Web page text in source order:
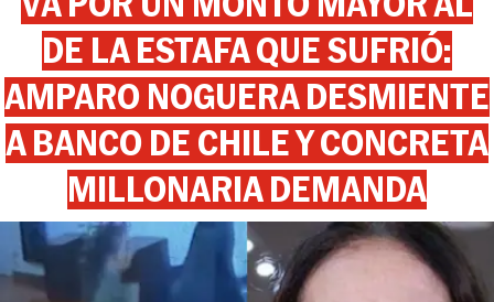
DE LA ESTAFA QUE SUFRIÓ:
AMPARO NOGUERA DESMIENTE
A BANCO DE CHILE Y CONCRETA
MILLONARIA DEMANDA